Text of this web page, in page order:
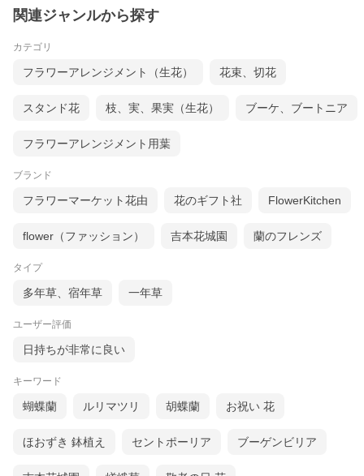
関連ジャンルから探す
カテゴリ
フラワーアレンジメント（生花） 花束、切花
スタンド花 枝、実、果実（生花） ブーケ、ブートニア
フラワーアレンジメント用葉
ブランド
フラワーマーケット花由 花のギフト社 FlowerKitchen
flower（ファッション） 吉本花城園 蘭のフレンズ
タイプ
多年草、宿年草 一年草
ユーザー評価
日持ちが非常に良い
キーワード
蝴蝶蘭 ルリマツリ 胡蝶蘭 お祝い 花
ほおずき 鉢植え セントポーリア ブーゲンビリア